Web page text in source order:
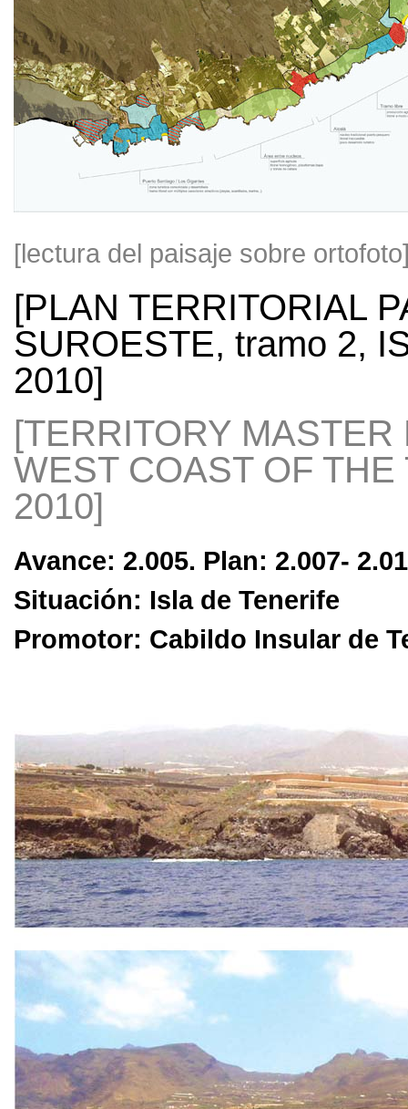
[lectura del paisaje sobre
[PLAN TERRITORIAL
SUROESTE, tramo 2,
2010]
[TERRITORY
WEST COAST OF
2010]
Avance: 2.005. Plan: 2.007-
Situación: Isla de Tenerife
Promotor: Cabildo Insular de